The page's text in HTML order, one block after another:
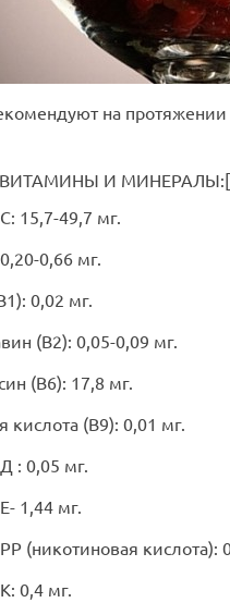
на
И
15,7-49,7 мг.
0,66 мг.
0,02 мг.
(В2): 0,05-0,09 мг.
(В6): 17,8 мг.
кислота (В9): 0,01 мг.
: 0,05 мг.
1,44 мг.
(никотиновая кислота):
0,4 мг.